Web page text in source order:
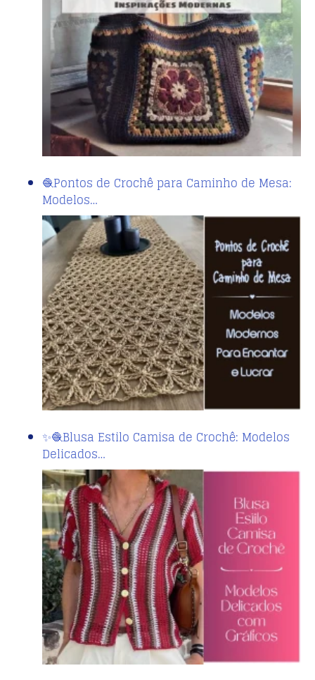
🧶Pontos de Crochê para Caminho de Mesa:
Modelos…
✨🧶Blusa Estilo Camisa de Crochê: Modelos
Delicados…